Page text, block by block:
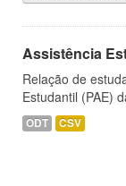
Assistência
Relação de
Estudantil (PAE)
ODT CSV